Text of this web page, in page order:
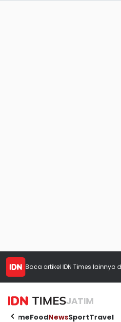
Baca artikel IDN Times lainnya
JATIM
HomeFoodNewsSportTravel